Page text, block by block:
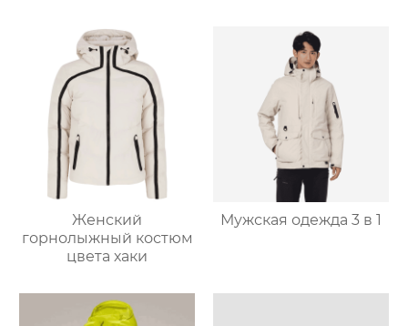
Женский
горнолыжный костюм
цвета хаки
Мужская одежда 3 в 1